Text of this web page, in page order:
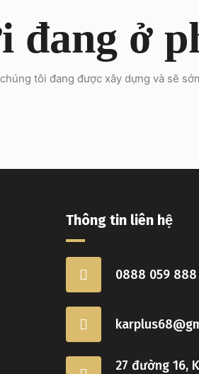
đang ở
tôi đang được xây dựng và sẽ
Thông tin liên hệ
0888 059 888
27 đường 16,